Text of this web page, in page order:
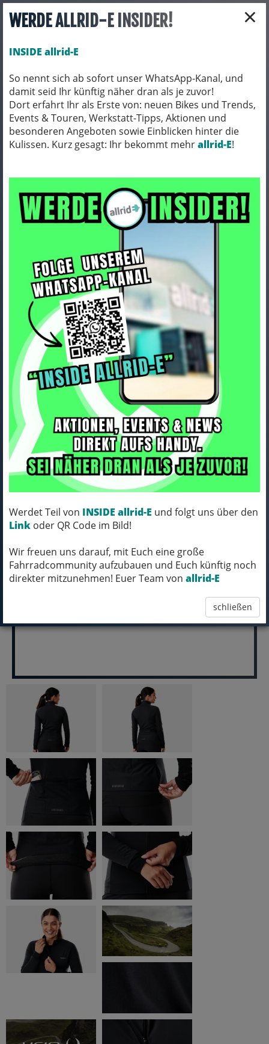
×
WERDE ALLRID-E INSIDER!
INSIDE allrid-E
So nennt sich ab sofort unser WhatsApp-Kanal, und
damit seid Ihr künftig näher dran als je zuvor!
Dort erfahrt Ihr als Erste von: neuen Bikes und Trends,
Events & Touren, Werkstatt-Tipps, Aktionen und
besonderen Angeboten sowie Einblicken hinter die
Kulissen. Kurz gesagt: Ihr bekommt mehrallrid-E!
Werdet Teil von INSIDE allrid-E und folgt uns über den
Link oder QR Code im Bild!
Wir freuen uns darauf, mit Euch eine große
Fahrradcommunity aufzubauen und Euch künftig noch
direkter mitzunehmen! Euer Team von allrid-E
schließen
Toggle navigation
BEKLEIDUNG TRIKOTS
Trek Trikot Trek Circuit
Thermal Langarm Womens L
Black
Art.Nr. 5285173
Farbe: BLACK
MICH KANNST DU BESTELLEN - MIT
pro Stück (inkl. MwSt.)